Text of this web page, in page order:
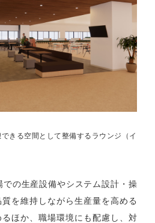
きる空間として整備するラウンジ（イ
での生産設備やシステム設計・操
を維持しながら生産量を高める
ほか、職場環境にも配慮し、対